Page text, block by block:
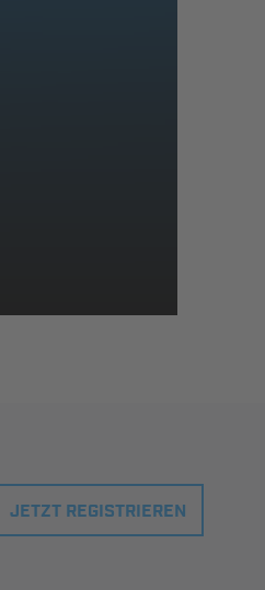
JETZT REGISTRIEREN